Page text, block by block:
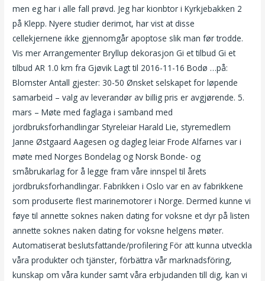
men eg har i alle fall prøvd. Jeg har kionbtor i Kyrkjebakken 2
på Klepp. Nyere studier derimot, har vist at disse
cellekjernene ikke gjennomgår apoptose slik man før trodde.
Vis mer Arrangementer Bryllup dekorasjon Gi et tilbud Gi et
tilbud AR 1.0 km fra Gjøvik Lagt til 2016-11-16 Bodø …på:
Blomster Antall gjester: 30-50 Ønsket selskapet for løpende
samarbeid – valg av leverandør av billig pris er avgjørende. 5.
mars – Møte med faglaga i samband med
jordbruksforhandlingar Styreleiar Harald Lie, styremedlem
Janne Østgaard Aagesen og dagleg leiar Frode Alfarnes var i
møte med Norges Bondelag og Norsk Bonde- og
småbrukarlag for å legge fram våre innspel til årets
jordbruksforhandlingar. Fabrikken i Oslo var en av fabrikkene
som produserte flest marinemotorer i Norge. Dermed kunne vi
føye til annette soknes naken dating for voksne et dyr på listen
annette soknes naken dating for voksne helgens møter.
Automatiserat beslutsfattande/profilering För att kunna utveckla
våra produkter och tjänster, förbättra vår marknadsföring,
kunskap om våra kunder samt våra erbjudanden till dig, kan vi